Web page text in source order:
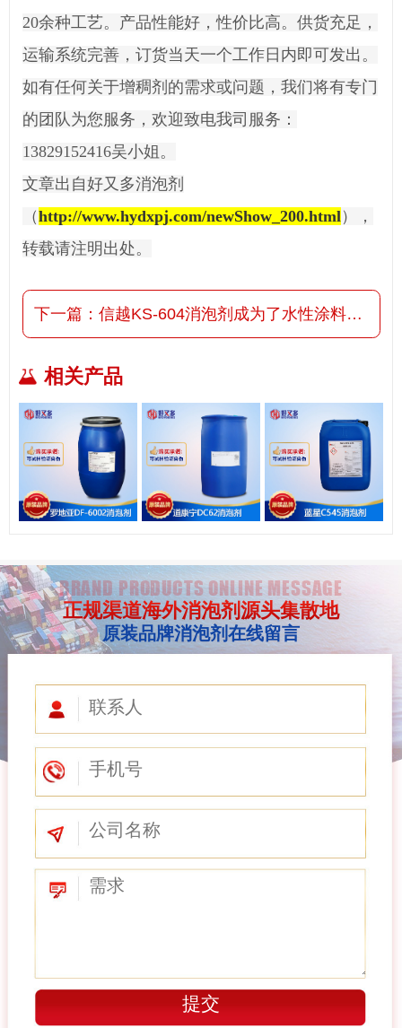
20余种工艺。产品性能好，性价比高。供货充足，
运输系统完善，订货当天一个工作日内即可发出。
如有任何关于增稠剂的需求或问题，我们将有专门
的团队为您服务，欢迎致电我司服务：
13829152416吴小姐。
文章出自好又多消泡剂
（http://www.hydxpj.com/newShow_200.html ），
转载请注明出处。
下一篇： 信越KS-604消泡剂成为了水性涂料油墨的救星
相关产品
BRAND PRODUCTS ONLINE MESSAGE
正规渠道海外消泡剂源头集散地
原装品牌消泡剂在线留言